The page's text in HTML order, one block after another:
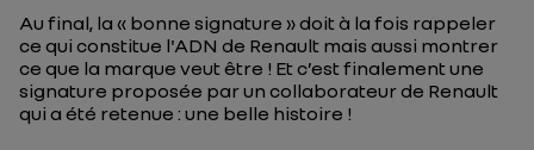
Au final, la « bonne signature » doit à la fois rappeler
ce qui constitue l'ADN de Renault mais aussi montrer
ce que la marque veut être ! Et c’est finalement une
signature proposée par un collaborateur de Renault
qui a été retenue : une belle histoire !